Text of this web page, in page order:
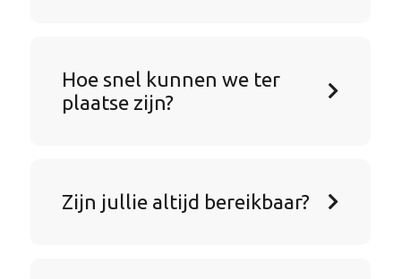
Hoe snel kunnen we ter
plaatse zijn?
Zijn jullie altijd bereikbaar?